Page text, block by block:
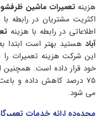
هزینه تعمیرات ماشین
اکثریت مشتریان در رابطه
اطلاعاتی در رابطه با هزینه
آباد هستید بهتر است ابتدا
این شرکت هزینه تعمیرات
خود قرار داده است. همچنین
75 درصد کاهش داده و
می شود‌.